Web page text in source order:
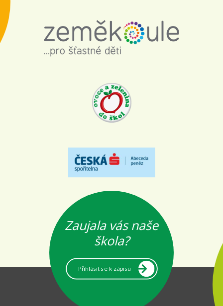
Zaujala vás naše
škola?
Přihlásit se k zápisu